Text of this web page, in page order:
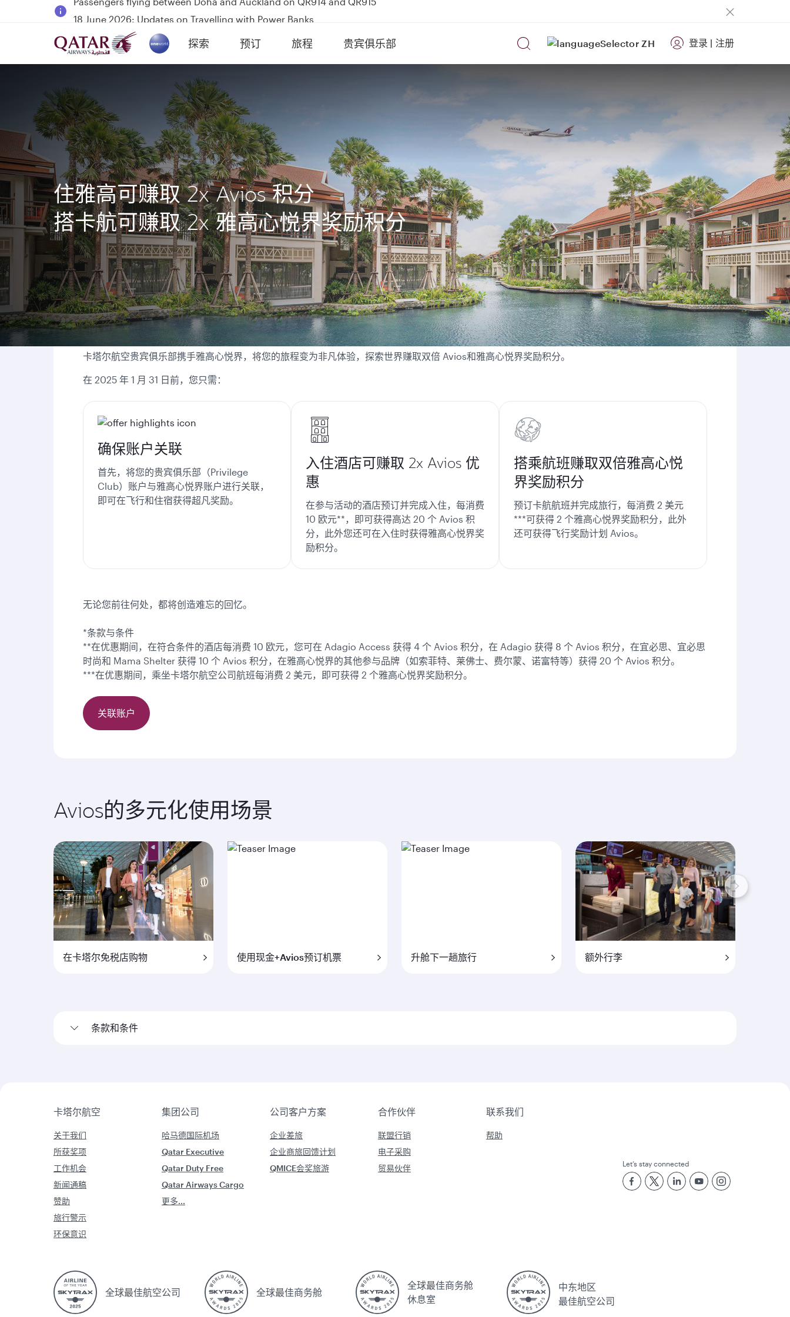
6 August 2026: Qatar Airways flight resumption to Bahrain (BAH), Erbil (EBL), and Kuwait (KWI)
Qatar Airways Expands Global Network to over 160 Destinations
探索
(active) 预订 旅程 贵宾俱乐部 ZH 登录 | 注册
住雅高可赚取 2x Avios 积分
搭卡航可赚取 2x 雅高心悦界奖励积分
卡塔尔航空贵宾俱乐部携手雅高心悦界，将您的旅程变为非凡体验，探索世界赚取双倍 Avios和雅高心悦界奖励积分。
在 2025 年 1 月 31 日前，您只需：
确保账户关联
首先，将您的贵宾俱乐部（Privilege
Club）账户与雅高心悦界账户进行关联，
即可在飞行和住宿获得超凡奖励。
入住酒店可赚取 2x Avios 优
惠
在参与活动的酒店预订并完成入住，每消费
10 欧元**，即可获得高达 20 个 Avios 积
分，此外您还可在入住时获得雅高心悦界奖
励积分。
搭乘航班赚取双倍雅高心悦
界奖励积分
预订卡航航班并完成旅行，每消费 2 美元
***可获得 2 个雅高心悦界奖励积分，此外
还可获得飞行奖励计划 Avios。
无论您前往何处，都将创造难忘的回忆。
*条款与条件
**在优惠期间，在符合条件的酒店每消费 10 欧元，您可在 Adagio Access 获得 4 个 Avios 积分，在 Adagio 获得 8 个 Avios 积分，在宜必思、宜必思
时尚和 Mama Shelter 获得 10 个 Avios 积分，在雅高心悦界的其他参与品牌（如索菲特、莱佛士、费尔蒙、诺富特等）获得 20 个 Avios 积分。
***在优惠期间，乘坐卡塔尔航空公司航班每消费 2 美元，即可获得 2 个雅高心悦界奖励积分。
关联账户
Avios的多元化使用场景
在卡塔尔免税店购物 使用现金+Avios预订机票 升舱下一趟旅行 额外行李
条款和条件
卡塔尔航空 集团公司 公司客户方案 合作伙伴 联系我们
关于我们
所获奖项
工作机会
新闻通稿
赞助
旅行警示
环保意识
哈马德国际机场
Qatar Executive
Qatar Duty Free
Qatar Airways Cargo
更多...
企业差旅
企业商旅回馈计划
QMICE会奖旅游
联盟行销
电子采购
贸易伙伴
帮助
Let’s stay connected
全球最佳航空公司 全球最佳商务舱
全球最佳商务舱
休息室
中东地区
最佳航空公司